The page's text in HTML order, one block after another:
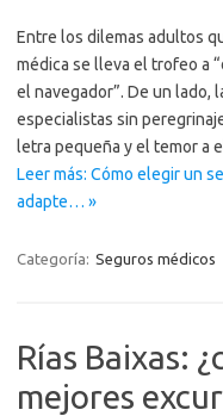
Entre los dilemas adultos
médica se lleva el trofeo a
el navegador”. De un lado,
especialistas sin
letra pequeña y el temor a
Leer más: Cómo elegir un
adapte… »
Categoría: Seguros médicos
Rías Baixas:
mejores